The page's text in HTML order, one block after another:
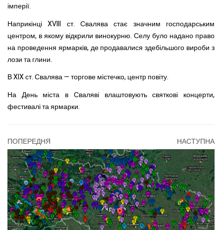
імперії.
Наприкінці XVIII ст. Свалява стає значним господарським
центром, в якому відкрили винокурню. Селу було надано право
на проведення ярмарків, де продавалися здебільшого вироби з
лози та глини.
В XIX ст. Свалява — торгове містечко, центр повіту.
На День міста в Сваляві влаштовують святкові концерти,
фестивалі та ярмарки.
ПОПЕРЕДНЯ НАСТУПНА